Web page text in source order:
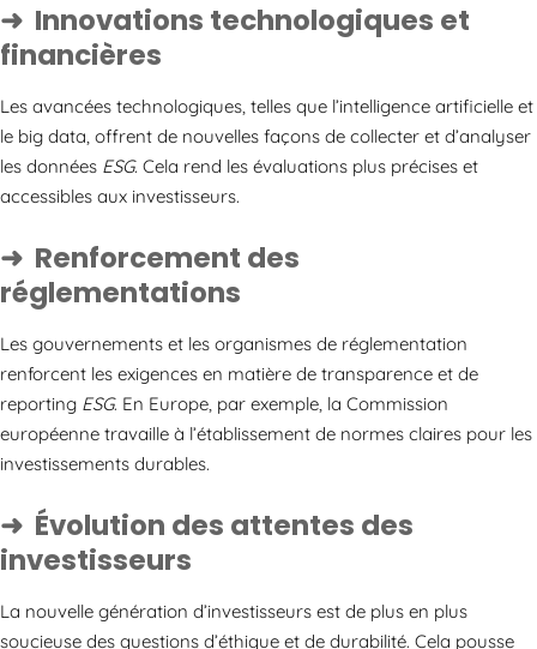
Innovations technologiques et
financières
Les avancées technologiques, telles que l’intelligence artificielle et
le big data, offrent de nouvelles façons de collecter et d’analyser
les données ESG. Cela rend les évaluations plus précises et
accessibles aux investisseurs.
Renforcement des
réglementations
Les gouvernements et les organismes de réglementation
renforcent les exigences en matière de transparence et de
reporting ESG. En Europe, par exemple, la Commission
européenne travaille à l’établissement de normes claires pour les
investissements durables.
Évolution des attentes des
investisseurs
La nouvelle génération d’investisseurs est de plus en plus
soucieuse des questions d’éthique et de durabilité. Cela pousse